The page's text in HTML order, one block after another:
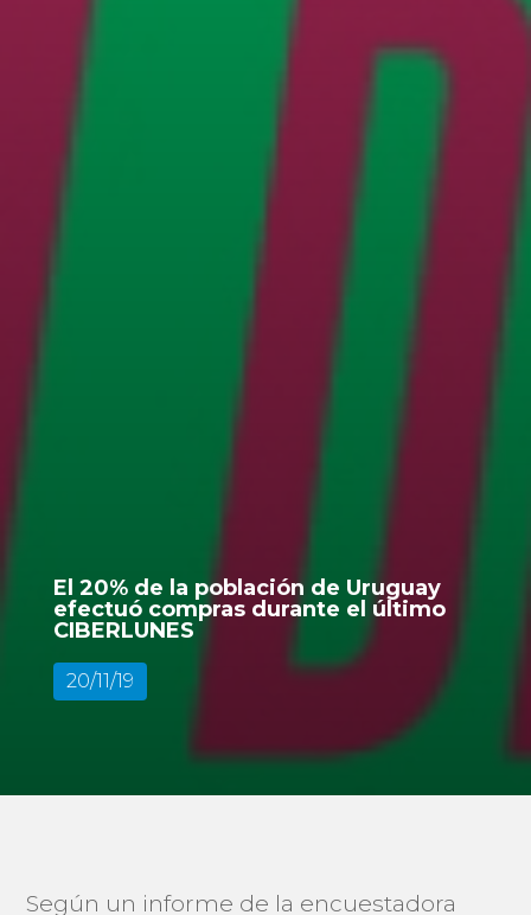
El 20% de la población de Uruguay
efectuó compras durante el último
CIBERLUNES
20/11/19
Según un informe de la encuestadora